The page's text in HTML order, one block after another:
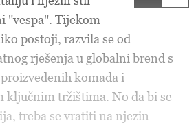
"vespa". Tijekom
postoji, razvila se od
rješenja u globalni brend s
komada i
ključnim tržištima. No da bi se
treba se vratiti na njezin